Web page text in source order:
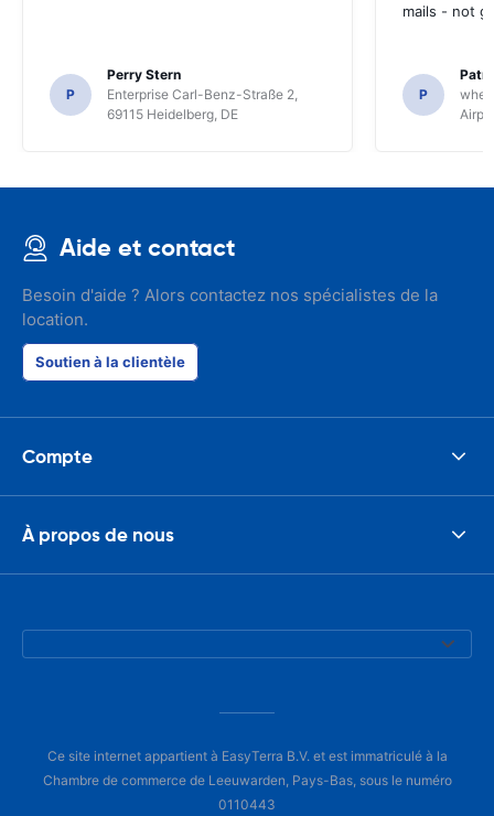
P
Perry Stern
Enterprise Carl-Benz-Straße 2,
69115 Heidelberg, DE
mails - not
P
Aide et contact
Besoin d'aide ? Alors contactez nos spécialistes de la
location.
Soutien à la clientèle
Compte
À propos de nous
Ce site internet appartient à EasyTerra B.V. et est immatriculé à la
Chambre de commerce de Leeuwarden, Pays-Bas, sous le numéro
0110443